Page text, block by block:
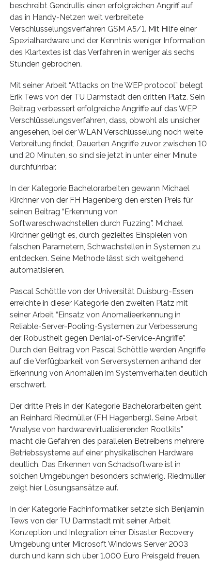
beschreibt Gendrullis einen erfolgreichen Angriff auf
das in Handy-Netzen weit verbreitete
Verschlüsselungsverfahren GSM A5/1. Mit Hilfe einer
Spezialhardware und der Kenntnis weniger Information
des Klartextes ist das Verfahren in weniger als sechs
Stunden gebrochen.
Mit seiner Arbeit “Attacks on the WEP protocol” belegt
Erik Tews von der TU Darmstadt den dritten Platz. Sein
Beitrag verbessert erfolgreiche Angriffe auf das WEP
Verschlüsselungsverfahren, dass, obwohl als unsicher
angesehen, bei der WLAN Verschlüsselung noch weite
Verbreitung findet, Dauerten Angriffe zuvor zwischen 10
und 20 Minuten, so sind sie jetzt in unter einer Minute
durchführbar.
In der Kategorie Bachelorarbeiten gewann Michael
Kirchner von der FH Hagenberg den ersten Preis für
seinen Beitrag “Erkennung von
Softwareschwachstellen durch Fuzzing”. Michael
Kirchner gelingt es, durch gezieltes Einspielen von
falschen Parametern, Schwachstellen in Systemen zu
entdecken. Seine Methode lässt sich weitgehend
automatisieren.
Pascal Schöttle von der Universität Duisburg-Essen
erreichte in dieser Kategorie den zweiten Platz mit
seiner Arbeit “Einsatz von Anomalieerkennung in
Reliable-Server-Pooling-Systemen zur Verbesserung
der Robustheit gegen Denial-of-Service-Angriffe”.
Durch den Beitrag von Pascal Schöttle werden Angriffe
auf die Verfügbarkeit von Serversystemen anhand der
Erkennung von Anomalien im Systemverhalten deutlich
erschwert.
Der dritte Preis in der Kategorie Bachelorarbeiten geht
an Reinhard Riedmüller (FH Hagenberg). Seine Arbeit
“Analyse von hardwarevirtualisierenden Rootkits”
macht die Gefahren des parallelen Betreibens mehrere
Betriebssysteme auf einer physikalischen Hardware
deutlich. Das Erkennen von Schadsoftware ist in
solchen Umgebungen besonders schwierig. Riedmüller
zeigt hier Lösungsansätze auf.
In der Kategorie Fachinformatiker setzte sich Benjamin
Tews von der TU Darmstadt mit seiner Arbeit
Konzeption und Integration einer Disaster Recovery
Umgebung unter Microsoft Windows Server 2003
durch und kann sich über 1.000 Euro Preisgeld freuen.